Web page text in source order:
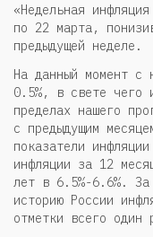
«Недельная
по 22 марта,
предыдущей неделе.
На данный момент с
0.5%, в свете чего
пределах нашего
с предыдущим
показатели
инфляции за 12
лет в 6.5%-6.6%. За
историю России
отметки всего